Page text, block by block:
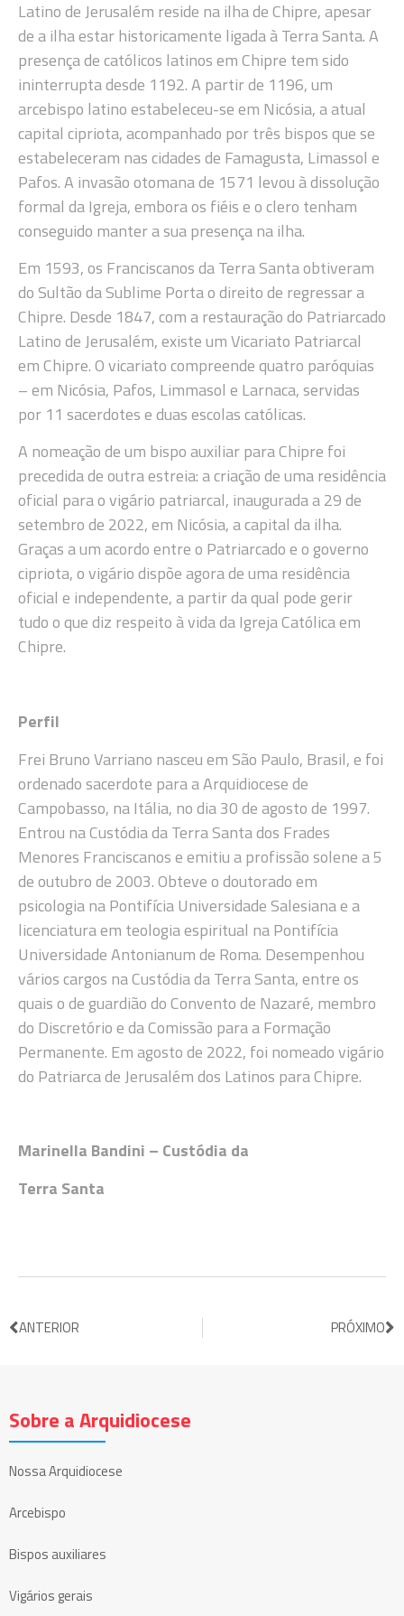
Latino de Jerusalém reside na ilha de Chipre, apesar
de a ilha estar historicamente ligada à Terra Santa. A
presença de católicos latinos em Chipre tem sido
ininterrupta desde 1192. A partir de 1196, um
arcebispo latino estabeleceu-se em Nicósia, a atual
capital cipriota, acompanhado por três bispos que se
estabeleceram nas cidades de Famagusta, Limassol e
Pafos. A invasão otomana de 1571 levou à dissolução
formal da Igreja, embora os fiéis e o clero tenham
conseguido manter a sua presença na ilha.
Em 1593, os Franciscanos da Terra Santa obtiveram
do Sultão da Sublime Porta o direito de regressar a
Chipre. Desde 1847, com a restauração do Patriarcado
Latino de Jerusalém, existe um Vicariato Patriarcal
em Chipre. O vicariato compreende quatro paróquias
– em Nicósia, Pafos, Limmasol e Larnaca, servidas
por 11 sacerdotes e duas escolas católicas.
A nomeação de um bispo auxiliar para Chipre foi
precedida de outra estreia: a criação de uma residência
oficial para o vigário patriarcal, inaugurada a 29 de
setembro de 2022, em Nicósia, a capital da ilha.
Graças a um acordo entre o Patriarcado e o governo
cipriota, o vigário dispõe agora de uma residência
oficial e independente, a partir da qual pode gerir
tudo o que diz respeito à vida da Igreja Católica em
Chipre.
Perfil
Frei Bruno Varriano nasceu em São Paulo, Brasil, e foi
ordenado sacerdote para a Arquidiocese de
Campobasso, na Itália, no dia 30 de agosto de 1997.
Entrou na Custódia da Terra Santa dos Frades
Menores Franciscanos e emitiu a profissão solene a 5
de outubro de 2003. Obteve o doutorado em
psicologia na Pontifícia Universidade Salesiana e a
licenciatura em teologia espiritual na Pontifícia
Universidade Antonianum de Roma. Desempenhou
vários cargos na Custódia da Terra Santa, entre os
quais o de guardião do Convento de Nazaré, membro
do Discretório e da Comissão para a Formação
Permanente. Em agosto de 2022, foi nomeado vigário
do Patriarca de Jerusalém dos Latinos para Chipre.
Marinella Bandini – Custódia da
Terra Santa
ANTERIOR PRÓXIMO
Sobre a Arquidiocese
Nossa Arquidiocese
Arcebispo
Bispos auxiliares
Vigários gerais